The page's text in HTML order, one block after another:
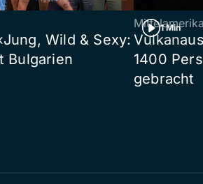
Wild & Sexy:
Bulgarien
1 Min
1400
gebracht